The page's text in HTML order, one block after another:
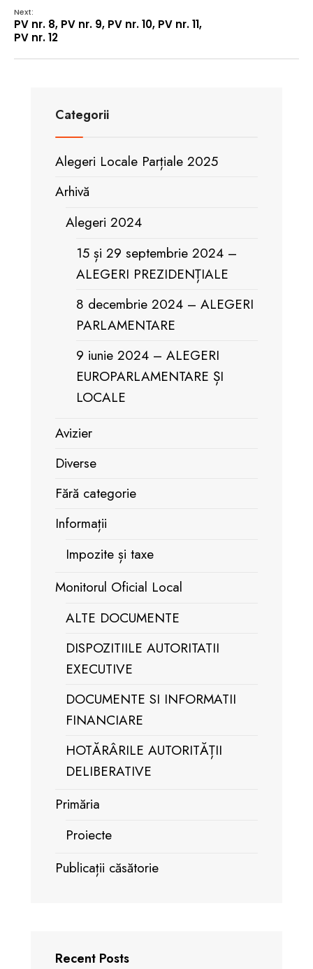
Next:
PV nr. 8, PV nr. 9, PV nr. 10, PV nr. 11,
PV nr. 12
Categorii
Alegeri Locale Parțiale 2025
Arhivă
Alegeri 2024
15 și 29 septembrie 2024 –
ALEGERI PREZIDENȚIALE
8 decembrie 2024 – ALEGERI
PARLAMENTARE
9 iunie 2024 – ALEGERI
EUROPARLAMENTARE ȘI
LOCALE
Avizier
Diverse
Fără categorie
Informații
Impozite și taxe
Monitorul Oficial Local
ALTE DOCUMENTE
DISPOZITIILE AUTORITATII
EXECUTIVE
DOCUMENTE SI INFORMATII
FINANCIARE
HOTĂRÂRILE AUTORITĂȚII
DELIBERATIVE
Primăria
Proiecte
Publicații căsătorie
Recent Posts